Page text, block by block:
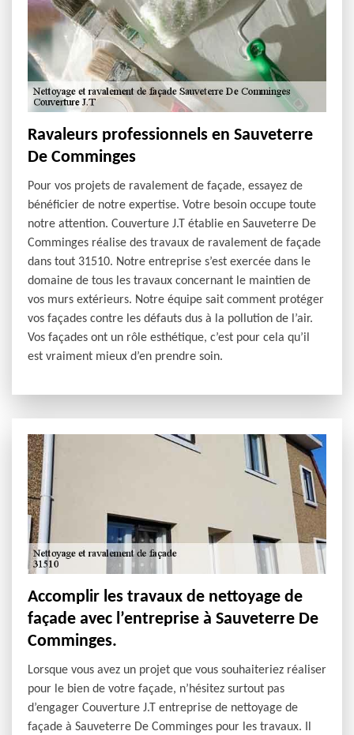
Ravaleurs professionnels en Sauveterre
De Comminges
Pour vos projets de ravalement de façade, essayez de
bénéficier de notre expertise. Votre besoin occupe toute
notre attention. Couverture J.T établie en Sauveterre De
Comminges réalise des travaux de ravalement de façade
dans tout 31510. Notre entreprise s’est exercée dans le
domaine de tous les travaux concernant le maintien de
vos murs extérieurs. Notre équipe sait comment protéger
vos façades contre les défauts dus à la pollution de l’air.
Vos façades ont un rôle esthétique, c’est pour cela qu’il
est vraiment mieux d’en prendre soin.
Accomplir les travaux de nettoyage de
façade avec l’entreprise à Sauveterre De
Comminges.
Lorsque vous avez un projet que vous souhaiteriez réaliser
pour le bien de votre façade, n’hésitez surtout pas
d’engager Couverture J.T entreprise de nettoyage de
façade à Sauveterre De Comminges pour les travaux. Il